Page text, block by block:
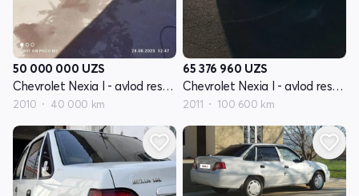
50 000 000 UZS
Chevrolet Nexia I - avlod restayling
2010 40 000 km
65 376 960 UZS
Chevrolet Nexia I - avlod restayling
2011 100 600 km